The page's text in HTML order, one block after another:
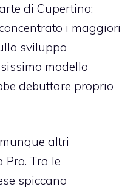
di Cupertino:
i maggiori
sviluppo
modello
debuttare proprio
altri
Tra le
spiccano